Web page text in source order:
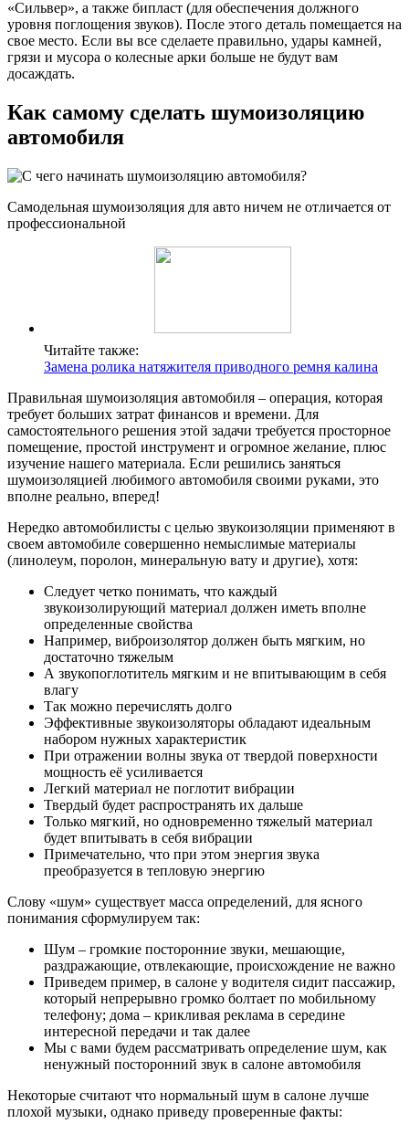
«Сильвер», а также бипласт (для обеспечения должного
уровня поглощения звуков). После этого деталь помещается на
свое место. Если вы все сделаете правильно, удары камней,
грязи и мусора о колесные арки больше не будут вам
досаждать.
Как самому сделать шумоизоляцию
автомобиля
Самодельная шумоизоляция для авто ничем не отличается от
профессиональной
Читайте также:
Замена ролика натяжителя приводного ремня калина
Правильная шумоизоляция автомобиля – операция, которая
требует больших затрат финансов и времени. Для
самостоятельного решения этой задачи требуется просторное
помещение, простой инструмент и огромное желание, плюс
изучение нашего материала. Если решились заняться
шумоизоляцией любимого автомобиля своими руками, это
вполне реально, вперед!
Нередко автомобилисты с целью звукоизоляции применяют в
своем автомобиле совершенно немыслимые материалы
(линолеум, поролон, минеральную вату и другие), хотя:
Следует четко понимать, что каждый
звукоизолирующий материал должен иметь вполне
определенные свойства
Например, виброизолятор должен быть мягким, но
достаточно тяжелым
А звукопоглотитель мягким и не впитывающим в себя
влагу
Так можно перечислять долго
Эффективные звукоизоляторы обладают идеальным
набором нужных характеристик
При отражении волны звука от твердой поверхности
мощность её усиливается
Легкий материал не поглотит вибрации
Твердый будет распространять их дальше
Только мягкий, но одновременно тяжелый материал
будет впитывать в себя вибрации
Примечательно, что при этом энергия звука
преобразуется в тепловую энергию
Слову «шум» существует масса определений, для ясного
понимания сформулируем так:
Шум – громкие посторонние звуки, мешающие,
раздражающие, отвлекающие, происхождение не важно
Приведем пример, в салоне у водителя сидит пассажир,
который непрерывно громко болтает по мобильному
телефону; дома – крикливая реклама в середине
интересной передачи и так далее
Мы с вами будем рассматривать определение шум, как
ненужный посторонний звук в салоне автомобиля
Некоторые считают что нормальный шум в салоне лучше
плохой музыки, однако приведу проверенные факты: